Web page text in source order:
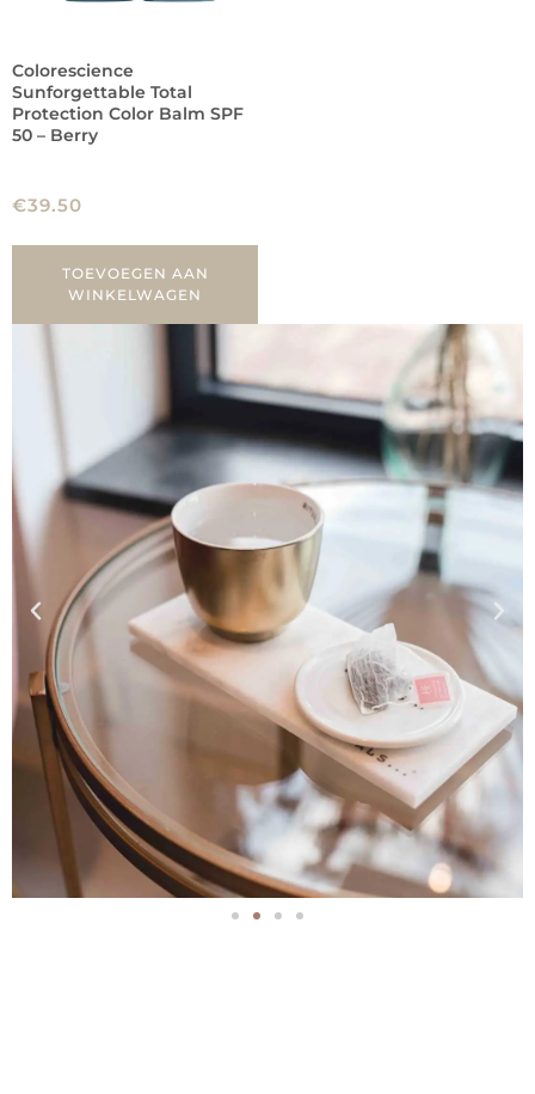
Colorescience
Sunforgettable Total
Protection Color Balm SPF
50 – Berry
€39.50
TOEVOEGEN AAN
WINKELWAGEN